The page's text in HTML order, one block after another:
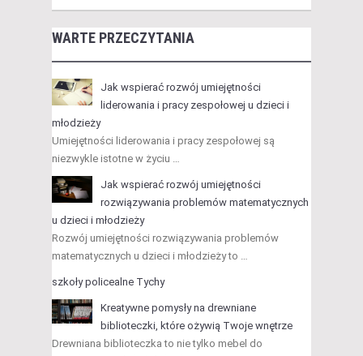
WARTE PRZECZYTANIA
Jak wspierać rozwój umiejętności
liderowania i pracy zespołowej u dzieci i
młodzieży
Umiejętności liderowania i pracy zespołowej są
niezwykle istotne w życiu …
Jak wspierać rozwój umiejętności
rozwiązywania problemów matematycznych
u dzieci i młodzieży
Rozwój umiejętności rozwiązywania problemów
matematycznych u dzieci i młodzieży to …
szkoły policealne Tychy
Kreatywne pomysły na drewniane
biblioteczki, które ożywią Twoje wnętrze
Drewniana biblioteczka to nie tylko mebel do